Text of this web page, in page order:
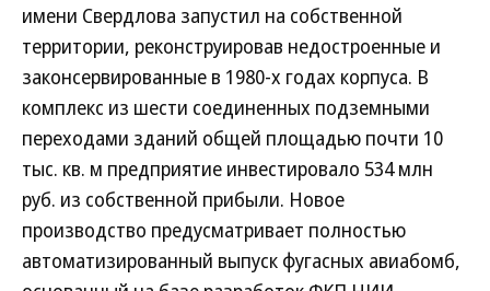
имени Свердлова запустил на собственной
территории, реконструировав недостроенные и
законсервированные в 1980-х годах корпуса. В
комплекс из шести соединенных подземными
переходами зданий общей площадью почти 10
тыс. кв. м предприятие инвестировало 534 млн
руб. из собственной прибыли. Новое
производство предусматривает полностью
автоматизированный выпуск фугасных авиабомб,